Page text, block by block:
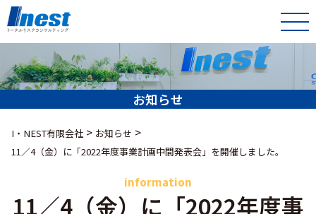
お知らせ
I・NEST有限会社 > お知らせ >
11／4（金）に「2022年度事業計画中間発表会」を開催しました。
information
11／4（金）に「2022年度事